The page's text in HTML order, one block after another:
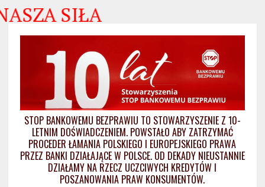
SIŁA
STOP BANKOWEMU BEZPRAWIU TO STOWARZYSZENIE Z 10-
LETNIM DOŚWIADCZENIEM. POWSTAŁO ABY ZATRZYMAĆ
PROCEDER ŁAMANIA POLSKIEGO I EUROPEJSKIEGO PRAWA
PRZEZ BANKI DZIAŁAJĄCE W POLSCE. OD DEKADY NIEUSTANNIE
DZIAŁAMY NA RZECZ UCZCIWYCH KREDYTÓW I
POSZANOWANIA PRAW KONSUMENTÓW.